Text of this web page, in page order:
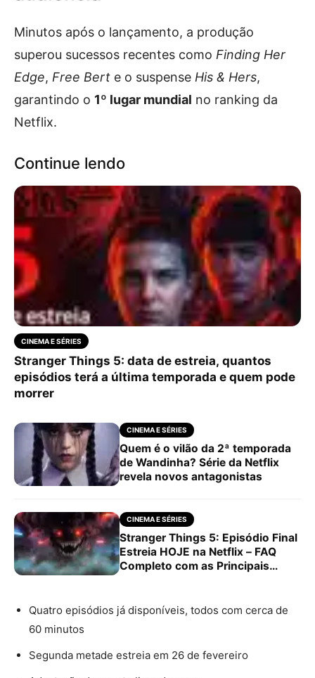
Minutos após o lançamento, a produção
superou sucessos recentes como Finding Her
Edge, Free Bert e o suspense His & Hers,
garantindo o 1º lugar mundial no ranking da
Netflix.
Continue lendo
CINEMA E SÉRIES
Stranger Things 5: data de estreia, quantos
episódios terá a última temporada e quem pode
morrer
CINEMA E SÉRIES
Quem é o vilão da 2ª temporada
de Wandinha? Série da Netflix
revela novos antagonistas
CINEMA E SÉRIES
Stranger Things 5: Episódio Final
Estreia HOJE na Netflix – FAQ
Completo com as Principais
Quatro episódios já disponíveis, todos com cerca de
60 minutos
Segunda metade estreia em 26 de fevereiro